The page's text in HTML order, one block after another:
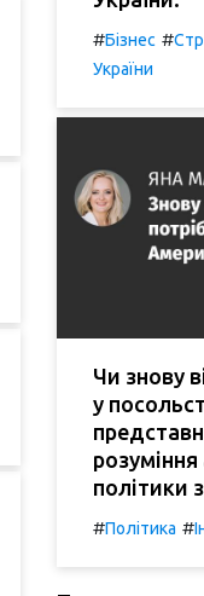
#Бізнес #
України
Чи знову
у
політики
#Політика #